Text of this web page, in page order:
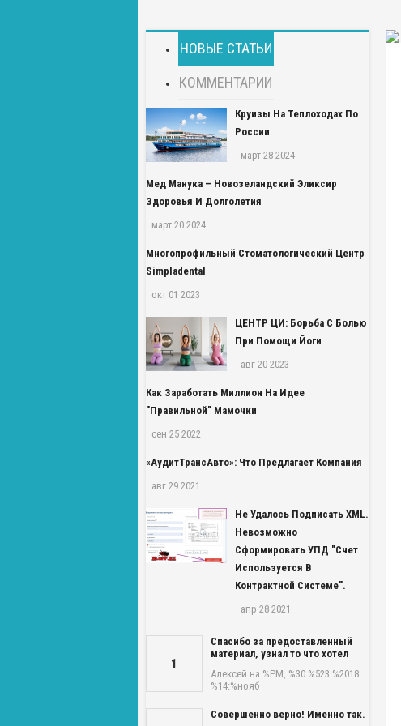
НОВЫЕ СТАТЬИ
КОММЕНТАРИИ
Круизы На Теплоходах По
России
март 28 2024
Мед Манука – Новозеландский Эликсир
Здоровья И Долголетия
март 20 2024
Многопрофильный Стоматологический Центр
Simpladental
окт 01 2023
ЦЕНТР ЦИ: Борьба С Болью
При Помощи Йоги
авг 20 2023
Как Заработать Миллион На Идее
"правильной" Мамочки
сен 25 2022
«АудитТрансАвто»: Что Предлагает Компания
авг 29 2021
Не Удалось Подписать XML.
Невозможно
Сформировать УПД "Счет
Используется В
Контрактной Системе".
апр 28 2021
1
Спасибо за предоставленный
материал, узнал то что хотел
Алексей на %PM, %30 %523 %2018
%14:%нояб
Совершенно верно! Именно так.